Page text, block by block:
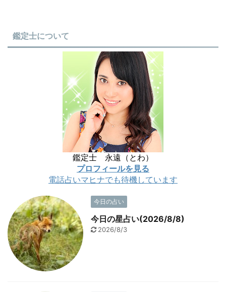
鑑定士について
鑑定士 永遠（とわ）
プロフィールを見る
電話占いマヒナでも待機しています
今日の占い
今日の星占い(2026/8/8)
2026/8/3